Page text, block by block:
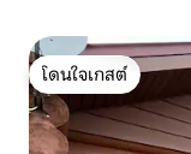
โดนใจเกสต์
โดนใจเกสต์